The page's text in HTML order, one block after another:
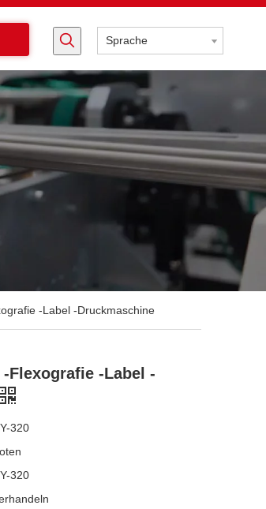
Sprache
-Label -Druckmaschine
Flexografie -Label -
320
320